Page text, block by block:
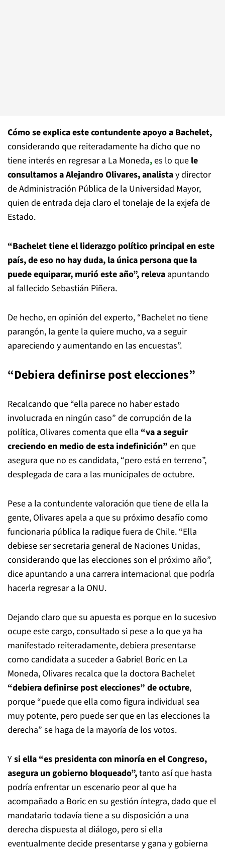
Cómo se explica este contundente apoyo a Bachelet,
considerando que reiteradamente ha dicho que no
tiene interés en regresar a La Moneda,es lo que le
consultamos a Alejandro Olivares, analistay director
de Administración Pública de la Universidad Mayor,
quien de entrada deja claro el tonelaje de la exjefa de
Estado.
“Bachelet tiene el liderazgo político principal en este
país, de eso no hay duda, la única persona que la
puede equiparar, murió este año”, releva apuntando
al fallecido Sebastián Piñera.
De hecho, en opinión del experto, “Bachelet no tiene
parangón, la gente la quiere mucho, va a seguir
apareciendo y aumentando en las encuestas”.
“Debiera definirse post elecciones”
Recalcando que “ella parece no haber estado
involucrada en ningún caso” de corrupción de la
política, Olivares comenta que ella “va a seguir
creciendo en medio de esta indefinición” en que
asegura que no es candidata, “pero está en terreno”,
desplegada de cara a las municipales de octubre.
Pese a la contundente valoración que tiene de ella la
gente, Olivares apela a que su próximo desafío como
funcionaria pública la radique fuera de Chile. “Ella
debiese ser secretaria general de Naciones Unidas,
considerando que las elecciones son el próximo año”,
dice apuntando a una carrera internacional que podría
hacerla regresar a la ONU.
Dejando claro que su apuesta es porque en lo sucesivo
ocupe este cargo, consultado si pese a lo que ya ha
manifestado reiteradamente, debiera presentarse
como candidata a suceder a Gabriel Boric en La
Moneda, Olivares recalca que la doctora Bachelet
“debiera definirse post elecciones” de octubre,
porque “puede que ella como figura individual sea
muy potente, pero puede ser que en las elecciones la
derecha” se haga de la mayoría de los votos.
Ysi ella “es presidenta con minoría en el Congreso,
asegura un gobierno bloqueado”,tanto así que hasta
podría enfrentar un escenario peor al que ha
acompañado a Boric en su gestión íntegra, dado que el
mandatario todavía tiene a su disposición a una
derecha dispuesta al diálogo, pero si ella
eventualmente decide presentarse y gana y gobierna